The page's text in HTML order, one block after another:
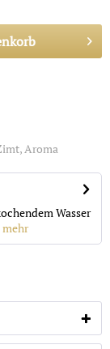
Aroma
Wasser
mehr